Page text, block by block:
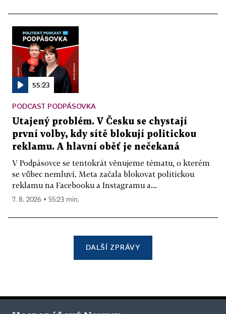
55:23
PODCAST PODPÁSOVKA
Utajený problém. V Česku se chystají
první volby, kdy sítě blokují politickou
reklamu. A hlavní oběť je nečekaná
V Podpásovce se tentokrát věnujeme tématu, o kterém
se vůbec nemluví. Meta začala blokovat politickou
reklamu na Facebooku a Instagramu a...
7. 8. 2026 ▪ 55:23 min.
DALŠÍ ZPRÁVY